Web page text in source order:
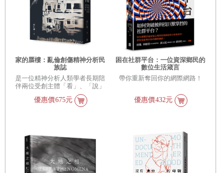
家的蜃樓：亂倫創傷精神分析民
族誌
是一位精神分析人類學者長期陪
伴兩位受創主體「看」、「說」
自身創傷，學習一起「做」療癒
的實踐紀錄
優惠價675元
困在社群平台：一位資深鄉民的
數位生活箴言
帶你重新奪回你的網際網路！
優惠價432元